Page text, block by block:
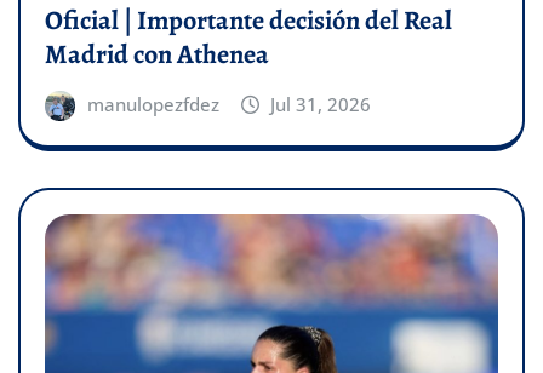
Oficial | Importante decisión del Real
Madrid con Athenea
manulopezfdez Jul 31, 2026